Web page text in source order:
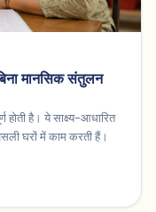
मानसिक संतुलन
है। ये साक्ष्य-आधारित
घरों में काम करती हैं।